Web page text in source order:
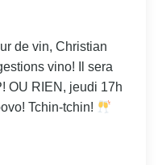
de vin, Christian
vino! Il sera
OU RIEN, jeudi 17h
Tchin-tchin!